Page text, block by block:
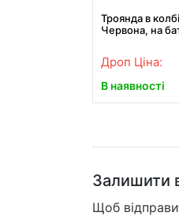
Троянда в
Червона, на
Дроп Ціна:
В наявності
Залишити
Щоб